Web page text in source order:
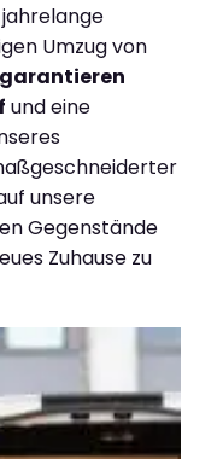
Umzug von
garantieren
und eine
unsere
Gegenstände
Zuhause zu